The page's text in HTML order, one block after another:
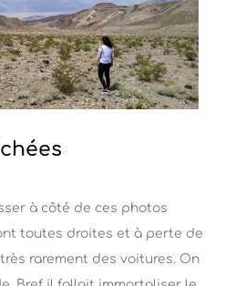
à côté de ces photos
toutes droites et à perte de
rarement des voitures. On